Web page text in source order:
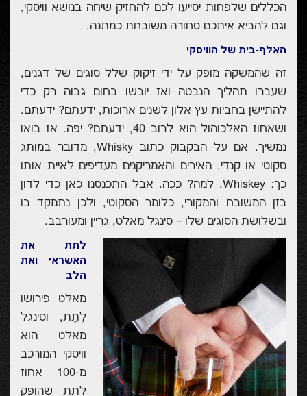
הכללים שלפחות יסייעו לכם להחזיק שיחה בנושא וויסקי,
וגם להביא איתכם סחורה משובחת כמתנה.
האלף-בית של הוויסקי
זה שהמשקה מופק על ידי זיקוק שלל סוגים של דגנים,
שעברו תהליך הנבטה ואז יובשו בחום גבוה רק כדי
להתיישן בחביות עץ אלון לשנים ארוכות, ידעתם? ידעתם.
ושאחוז האלכוהול הוא לרוב 40, ידעתם? יפה. אז בואו
נמשיך. אם על הבקבוק כתוב Whisky, מדובר במותג
סקוטי או קנדי. האירים והאמריקנים מעדיפים לאיית אותו
כך: Whiskey. למה? ככה. אבל התכנסנו כאן כדי לדון
בזן המשובח והמקורי, כלומר הסקוטי, ולכן נתמקד בו
ובשלושת הסוגים שלו – סינגל מאלט, גריין ומעורבב.
לתת את
האשראי ואת
הלב
מאלט פירושו
לֶתֶת, וסינגל
מאלט הוא
וויסקי המורכב
מ-100 אחוז
לתת שהופק